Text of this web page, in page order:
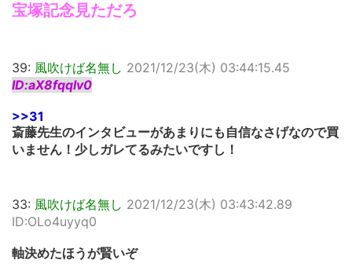
宝塚記念見ただろ
39: 風吹けば名無し 2021/12/23(木) 03:44:15.45
ID:aX8fqqIv0
>>31
斎藤先生のインタビューがあまりにも自信なさげなので買
いません！少しガレてるみたいですし！
33: 風吹けば名無し 2021/12/23(木) 03:43:42.89
ID:OLo4uyyq0
軸決めたほうが賢いぞ